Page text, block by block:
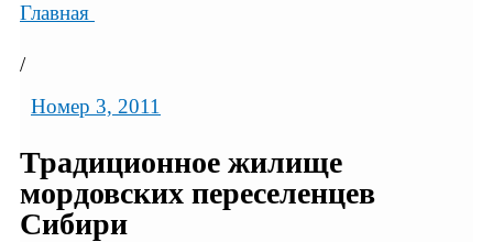
Главная
/
Номер 3, 2011
Традиционное жилище
мордовских переселенцев
Сибири